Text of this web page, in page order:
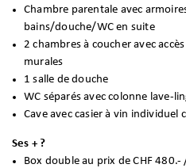
Chambre parentale avec
bains/douche/WC en suite
2 chambres à coucher avec
murales
1 salle de douche
WC séparés avec colonne lave-
Cave avec casier à vin individuel
Ses + ?
Box double au prix de CHF